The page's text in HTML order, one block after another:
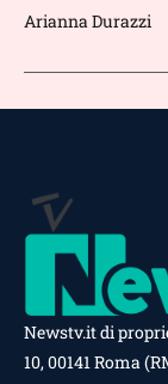
Arianna Durazzi
Newstv.it di
10, 00141 Roma